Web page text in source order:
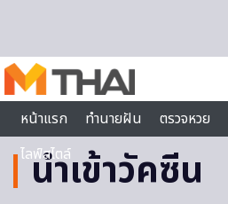
หน้าแรก
ทำนายฝัน ตรวจหวย
ไลฟ์สไตล์
นำเข้าวัคซีน